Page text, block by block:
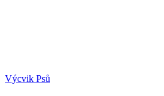
Výcvik Psů